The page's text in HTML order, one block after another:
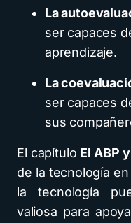
La
ser capaces
aprendizaje.
La
ser capaces
sus
El capítulo El ABP
de la tecnología
la tecnología
valiosa para